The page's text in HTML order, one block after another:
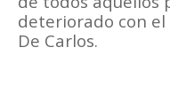
deteriorado con
De Carlos.